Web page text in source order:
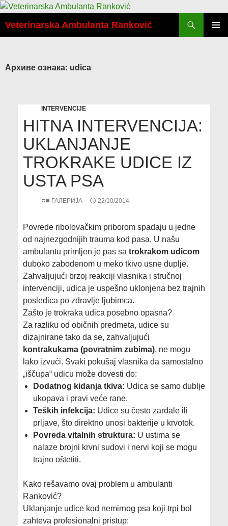
Скочи
садржај
Veterinarska Ambulanta Ranković
Архиве ознака: udica
INTERVENCIJE
HITNA INTERVENCIJA:
UKLANJANJE
TROKRAKE UDICE IZ
USTA PSA
ГАЛЕРИЈА 22/10/2014
Povrede ribolovačkim priborom spadaju u jedne
od najnezgodnijih trauma kod pasa. U našu
ambulantu primljen je pas sa trokrakom udicom
duboko zabodenom u meko tkivo usne duplje.
Zahvaljujući brzoj reakciji vlasnika i stručnoj
intervenciji, udica je uspešno uklonjena bez trajnih
posledica po zdravlje ljubimca.
Zašto je trokraka udica posebno opasna?
Za razliku od običnih predmeta, udice su
dizajnirane tako da se, zahvaljujući
kontrakukama (povratnim zubima), ne mogu
lako izvući. Svaki pokušaj vlasnika da samostalno
„iščupa“ udicu može dovesti do:
Dodatnog kidanja tkiva: Udica se samo dublje
ukopava i pravi veće rane.
Teških infekcija: Udice su često zarđale ili
prljave, što direktno unosi bakterije u krvotok.
Povreda vitalnih struktura: U ustima se
nalaze brojni krvni sudovi i nervi koji se mogu
trajno oštetiti.
Kako rešavamo ovaj problem u ambulanti
Ranković?
Uklanjanje udice kod nemirnog psa koji trpi bol
zahteva profesionalni pristup: